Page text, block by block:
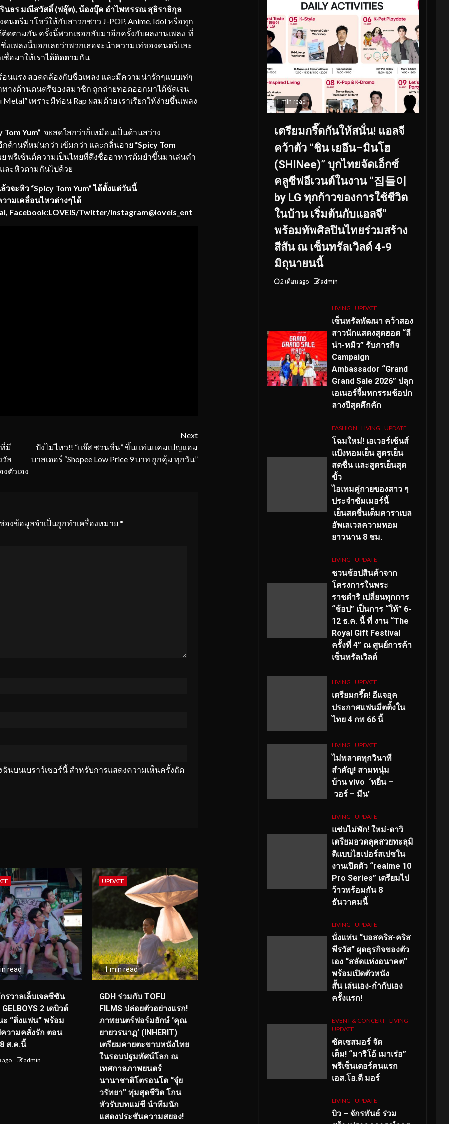
นธร มณีสวัสดิ์ (ฟลุ๊ต), น้องบุ๊ค อำไพพรรณ สุธิราธิกุล
ตรีมาโชว์ให้กับสาวกชาว J-POP, Anime, Idol หรือทุก
ตามกัน ครั้งนี้พวกเธอกลับมาอีกครั้งกับผลงานเพลง ที่
งเพลงนี้บอกเลยว่าพวกเธอจะนำความเท่ของดนตรีและ
ชื่อมาให้เราได้ติดตามกัน
นแรง สอดคล้องกับชื่อเพลง และมีความน่ารักๆแบบเท่ๆ
างด้านดนตรีของสมาชิก ถูกถ่ายทอดออกมาได้ชัดเจน
เพราะมีท่อน Rap ผสมด้วย เราเรียกให้ง่ายขึ้นเพลง
Tom Yum” จะสดใสกว่าก็เหมือนเป็นด้านสว่าง
กด้านที่หม่นกว่า เข้มกว่า และกลิ่นอาย “Spicy Tom
พรีเซ้นต์ความเป็นไทยที่ดึงชื่ออาหารต้มยำขึ้นมาเล่นคำ
ละหิวตามกันไปด้วย
ะหิว “Spicy Tom Yum”ได้ตั้งแต่วันนี้
ามเคลื่อนไหวต่างๆได้
Facebook:LOVEiS/Twitter/Instagram@loveis_ent
มี
วัล
ตัวเอง
Next
ปังไม่ไหว!! “แจ๊ส ชวนชื่น” ขึ้นแท่นแคมเปญแอม
บาสเดอร์ “Shopee Low Price 9 บาท ถูกคุ้ม ทุกวัน”
องข้อมูลจำเป็นถูกทำเครื่องหมาย *
นบนเบราว์เซอร์นี้ สำหรับการแสดงความเห็นครั้งถัด
read
รวาลเล็บเจลซีซัน
2 เดบิวต์
“ติ่งแฟน” พร้อม
ความคลั่งรัก ตอน
ส.ค.นี้
ago admin
UPDATE
1 min read
GDH ร่วมกับ TOFU
FILMS ปล่อยตัวอย่างแรก!
ภาพยนตร์ฟอร์มยักษ์ ‘คุณ
ยายวรนาฏ’ (INHERIT)
เตรียมคายตะขาบหนังไทย
ในรอบปฐมทัศน์โลก ณ
เทศกาลภาพยนตร์
นานาชาติโตรอนโต “จุ๋ย
วรัทยา” ทุ่มสุดชีวิต โกน
หัวรับบทแม่ชี นำทีมนัก
แสดงประชันความสยอง!
1 min read
เตรียมกรี๊ดกันให้สนั่น! แอลจี
คว้าตัว “ชิน เยอึน–มินโฮ
(SHINee)” บุกไทยจัดเอ็กซ์
คลูซีฟอีเวนต์ในงาน “집들이
by LG ทุกก้าวของการใช้ชีวิต
ในบ้าน เริ่มต้นกับแอลจี”
พร้อมทัพศิลปินไทยร่วมสร้าง
สีสัน ณ เซ็นทรัลเวิลด์ 4-9
มิถุนายนนี้
2 เดือน ago admin
LIVING UPDATE
เซ็นทรัลพัฒนา คว้าสอง
สาวนักแสดงสุดฮอต “ลี
น่า-หมิว” รับภารกิจ
Campaign
Ambassador “Grand
Grand Sale 2026” ปลุก
เอเนอร์จี้มหกรรมช้อปก
ลางปีสุดคึกคัก
FASHION LIVING UPDATE
โฉมใหม่! เอเวอร์เซ้นส์
แป้งหอมเย็น สูตรเย็น
สดชื่น และสูตรเย็นสุด
ขั้ว
ไอเทมคู่กายของสาว ๆ
ประจำซัมเมอร์นี้
เย็นสดชื่นเต็มคาราเบล
อัพเลเวลความหอม
ยาวนาน 8 ชม.
LIVING UPDATE
ชวนช้อปสินค้าจาก
โครงการในพระ
ราชดำริ เปลี่ยนทุกการ
“ช้อป” เป็นการ “ให้” 6-
12 ธ.ค. นี้ ที่ งาน “The
Royal Gift Festival
ครั้งที่ 4” ณ ศูนย์การค้า
เซ็นทรัลเวิลด์
LIVING UPDATE
เตรียมกรี๊ด! อีแจอุค
ประกาศแฟนมีตติ้งใน
ไทย 4 กพ 66 นี้
LIVING UPDATE
ไม่พลาดทุกวินาที
สำคัญ! สามหนุ่ม
บ้าน vivo ‘หยิ่น –
วอร์ – มีน’
LIVING UPDATE
แซ่บไม่พัก! ใหม่-ดาวิ
เตรียมอวดลุคสวยทะลุมิ
ติแบบไฮเปอร์สเปซใน
งานเปิดตัว “realme 10
Pro Series” เตรียมไป
ว้าวพร้อมกัน 8
ธันวาคมนี้
LIVING UPDATE
นั่งแท่น “บอสคริส-คริส
พีรวัส” ผุดธุรกิจของตัว
เอง “สลัดแห่งอนาคต”
พร้อมเปิดตัวหนัง
สั้น เล่นเอง-กำกับเอง
ครั้งแรก!
EVENT & CONCERT LIVING
UPDATE
ซัคเซสมอร์ จัด
เต็ม! “มาริโอ้ เมาเร่อ”
พรีเซ็นเตอร์คนแรก
เอส.โอ.ดี มอร์
LIVING UPDATE
บิว – จักรพันธ์ ร่วม